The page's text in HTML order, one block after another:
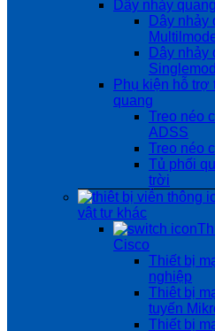
Dây nhảy quang
Dây nhảy
Dây nhảy
Phụ kiện hỗ trợ
quang
Treo néo
ADSS
Treo néo
Tủ phối
trời
vật tư khác
Cisco
Thiết bị
nghiệp
Thiêt bị
tuyến
Thiết bị